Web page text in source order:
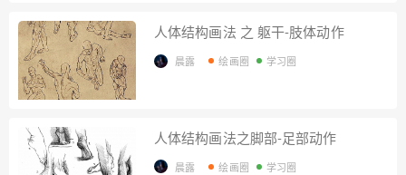
人体结构画法 之 躯干-肢体动作
晨露 绘画圈 学习圈
人体结构画法之脚部-足部动作
晨露 绘画圈 学习圈